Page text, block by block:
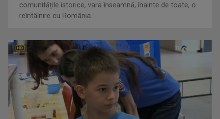
comunitățile istorice, vara înseamnă, înainte de toate, o
reîntâlnire cu România.